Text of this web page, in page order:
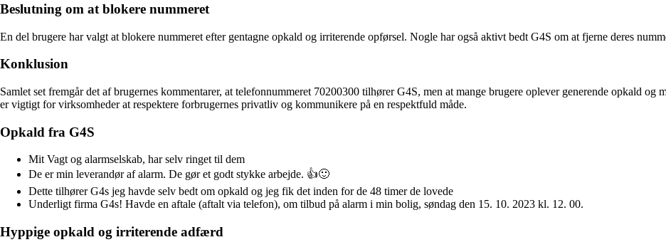
Beslutning om at blokere nummeret
En del brugere har valgt at blokere nummeret efter gentagne opkald og irriterende opførsel. Nogle har også aktivt bedt G4S om at fjerne deres
Konklusion
Samlet set fremgår det af brugernes kommentarer, at telefonnummeret 70200300 tilhører G4S, men at mange brugere oplever generende opkald
er vigtigt for virksomheder at respektere forbrugernes privatliv og kommunikere på en respektfuld måde.
Opkald fra G4S
Mit Vagt og alarmselskab, har selv ringet til dem
De er min leverandør af alarm. De gør et godt stykke arbejde. 👍🙂
Dette tilhører G4s jeg havde selv bedt om opkald og jeg fik det inden for de 48 timer de lovede
Underligt firma G4s! Havde en aftale (aftalt via telefon), om tilbud på alarm i min bolig, søndag den 15. 10. 2023 kl. 12. 00.
Hyppige opkald og irriterende adfærd